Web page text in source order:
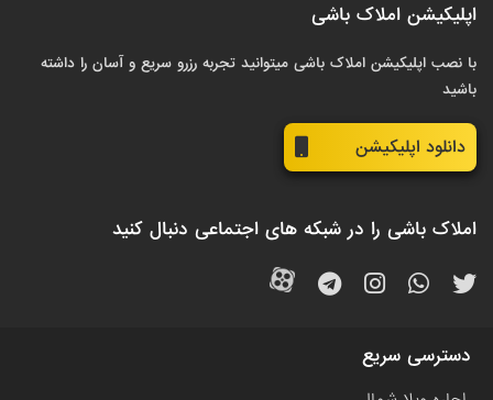
اپلیکیشن املاک باشی
با نصب اپلیکیشن املاک باشی میتوانید تجربه رزرو سریع و آسان را داشته
باشید
دانلود اپلیکیشن
املاک باشی را در شبکه های اجتماعی دنبال کنید
دسترسی سریع